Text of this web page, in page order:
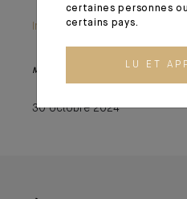
Information importante
Monthly House View, 18.10.2024. -
30 octobre 2024
certaines personnes
certains pays.
LU ET